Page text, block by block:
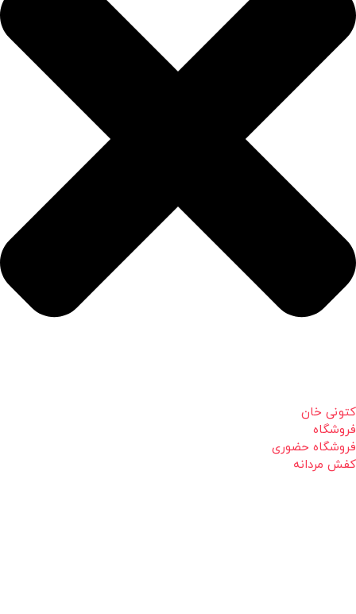
کتونی خان
فروشگاه
فروشگاه حضوری
کفش مردانه